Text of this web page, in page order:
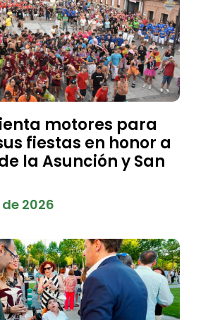
motores para
fiestas en honor a
la Asunción y San
2026